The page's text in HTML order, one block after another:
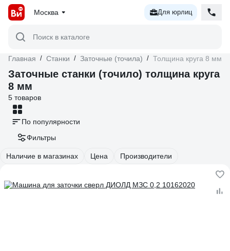
Москва Для юрлиц
Поиск в каталоге
Главная / Станки / Заточные (точила) / Толщина круга 8 мм
Заточные станки (точило) толщина круга
8 мм
5 товаров
По популярности
Фильтры
Наличие в магазинах Цена Производители